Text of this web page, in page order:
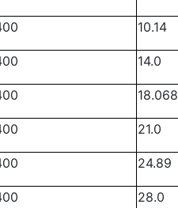
10.14
14.0
18.068
21.0
24.89
28.0